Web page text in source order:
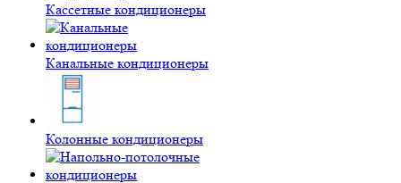
Кассетные кондиционеры
Канальные кондиционеры
Колонные кондиционеры